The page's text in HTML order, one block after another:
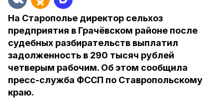
На Старополье директор сельхоз
предприятия в Грачёвском районе после
судебных разбирательств выплатил
задолженность в 290 тысяч рублей
четверым рабочим. Об этом сообщила
пресс-служба ФССП по Ставропольскому
краю.